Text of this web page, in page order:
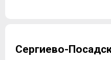
Сергиево-